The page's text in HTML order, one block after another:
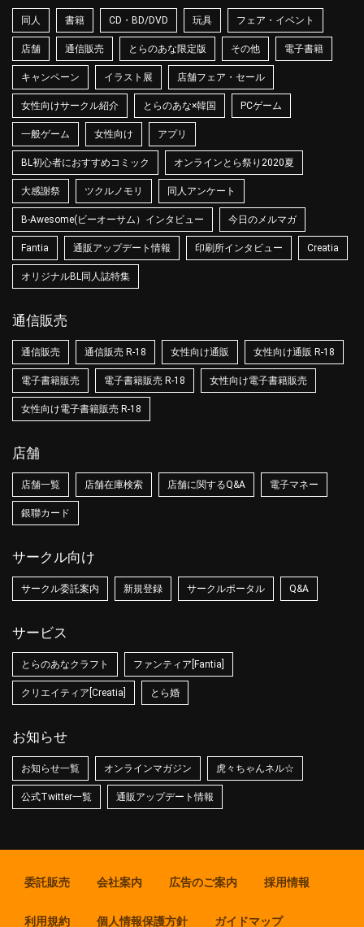
同人 書籍 CD・BD/DVD 玩具 フェア・イベント
店舗 通信販売 とらのあな限定版 その他 電子書籍
キャンペーン イラスト展 店舗フェア・セール
女性向けサークル紹介 とらのあな×韓国 PCゲーム
一般ゲーム 女性向け アプリ
BL初心者におすすめコミック オンラインとら祭り2020夏
大感謝祭 ツクルノモリ 同人アンケート
B-Awesome(ビーオーサム）インタビュー 今日のメルマガ
Fantia 通販アップデート情報 印刷所インタビュー Creatia
オリジナルBL同人誌特集
通信販売
通信販売 通信販売 R-18 女性向け通販 女性向け通販 R-18
電子書籍販売 電子書籍販売 R-18 女性向け電子書籍販売
女性向け電子書籍販売 R-18
店舗
店舗一覧 店舗在庫検索 店舗に関するQ&A 電子マネー
銀聯カード
サークル向け
サークル委託案内 新規登録 サークルポータル Q&A
サービス
とらのあなクラフト ファンティア[Fantia]
クリエイティア[Creatia] とら婚
お知らせ
お知らせ一覧 オンラインマガジン 虎々ちゃんネル☆
公式Twitter一覧 通販アップデート情報
委託販売 会社案内 広告のご案内 採用情報
利用規約 個人情報保護方針 ガイドマップ